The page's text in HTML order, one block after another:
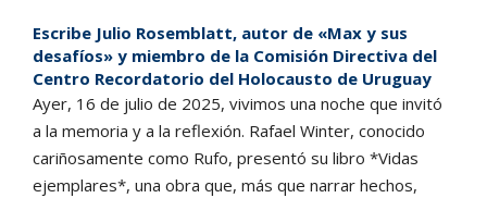
Escribe Julio Rosemblatt, autor de «Max y sus
desafíos» y miembro de la Comisión Directiva del
Centro Recordatorio del Holocausto de Uruguay
Ayer, 16 de julio de 2025, vivimos una noche que invitó
a la memoria y a la reflexión. Rafael Winter, conocido
cariñosamente como Rufo, presentó su libro *Vidas
ejemplares*, una obra que, más que narrar hechos,